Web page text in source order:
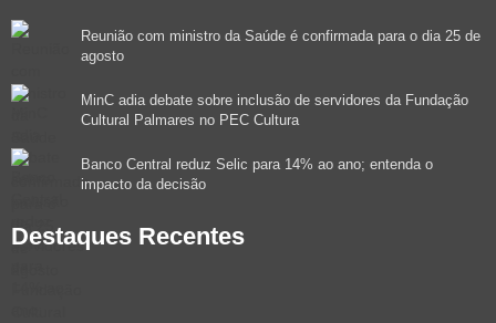
Reunião com ministro da Saúde é confirmada para o dia 25 de
agosto
MinC adia debate sobre inclusão de servidores da Fundação
Cultural Palmares no PEC Cultura
Banco Central reduz Selic para 14% ao ano; entenda o
impacto da decisão
Destaques Recentes